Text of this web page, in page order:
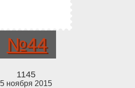
№44
1145
5 ноября 2015